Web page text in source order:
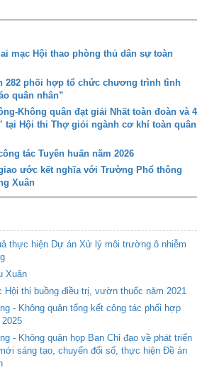
mạc Hội thao phòng thủ dân sự toàn
282 phối hợp tổ chức chương trình tình
quân nhân”
Không quân đạt giải Nhất toàn đoàn và 4
tại Hội thi Thợ giỏi ngành cơ khí toàn quân
tác Tuyên huấn năm 2026
ước kết nghĩa với Trường Phổ thông
Xuân
thực hiện Dự án Xử lý môi trường ô nhiễm
Xuân
Hội thi buồng điều trị, vườn thuốc năm 2021
- Không quân tổng kết công tác phối hợp
- Không quân họp Ban Chỉ đạo về phát triển
sáng tạo, chuyển đổi số, thực hiện Đề án